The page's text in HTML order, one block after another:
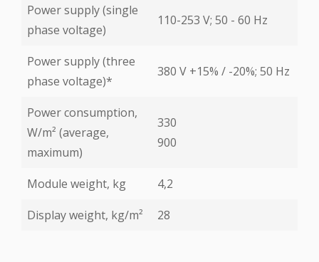
Power supply (single
phase voltage)
110-253 V; 50 - 60 Hz
Power supply (three
phase voltage)*
380 V +15% / -20%; 50 Hz
Power consumption,
W/m² (average,
maximum)
330
900
Module weight, kg
4,2
Display weight, kg/m²
28